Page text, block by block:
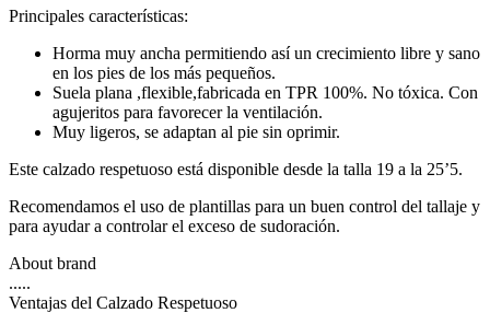
Principales características:
Horma muy ancha permitiendo así un crecimiento libre y sano
en los pies de los más pequeños.
Suela plana ,flexible,fabricada en TPR 100%. No tóxica. Con
agujeritos para favorecer la ventilación.
Muy ligeros, se adaptan al pie sin oprimir.
Este calzado respetuoso está disponible desde la talla 19 a la 25’5.
Recomendamos el uso de plantillas para un buen control del tallaje y
para ayudar a controlar el exceso de sudoración.
About brand
.....
Ventajas del Calzado Respetuoso